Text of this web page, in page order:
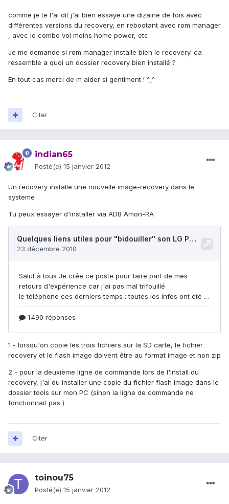
comme je te l'ai dit j'ai bien essaye une dizaine de fois avec
différentes versions du recovery, en rebootant avec rom manager
, avec le combo vol moins home power, etc
Je me demande si rom manager installe bien le recovery. ca
ressemble a quoi un dossier recovery bien installé ?
En tout cas merci de m'aider si gentiment ! ^_^
Citer
indian65
Posté(e) 15 janvier 2012
Un recovery installe une nouvelle image-recovery dans le
systeme
Tu peux essayer d'installer via ADB Amon-RA
1 - lorsqu'on copie les trois fichiers sur la SD carte, le fichier
recovery et le flash image doivent être au format image et non zip
2 - pour la deuxième ligne de commande lors de l'install du
recovery, j'ai du installer une copie du fichier flash image dans le
dossier tools sur mon PC (sinon la ligne de commande ne
fonctionnait pas )
Citer
toinou75
Posté(e) 15 janvier 2012